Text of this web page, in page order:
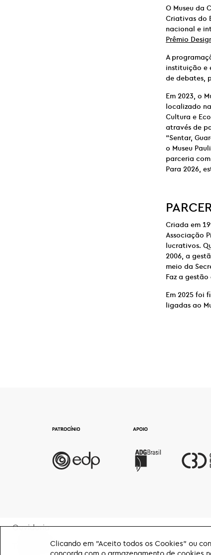
O Museu da
Criativas do
nacional e
Prêmio
A
instituição e
de debates,
Em 2023, o
localizado
Cultura e
através de
“Sentar,
o Museu
parceria
Para 2026,
Criada em
Associação
lucrativos.
2006, a
meio da
Faz a
Em 2025 foi
ligadas ao
Ouvidoria
TransparênciaClicando em "Aceito todos os Cookies" ou